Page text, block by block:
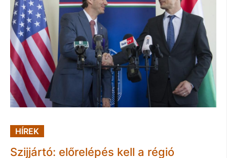
HÍREK
Szijjártó: előrelépés kell a régió